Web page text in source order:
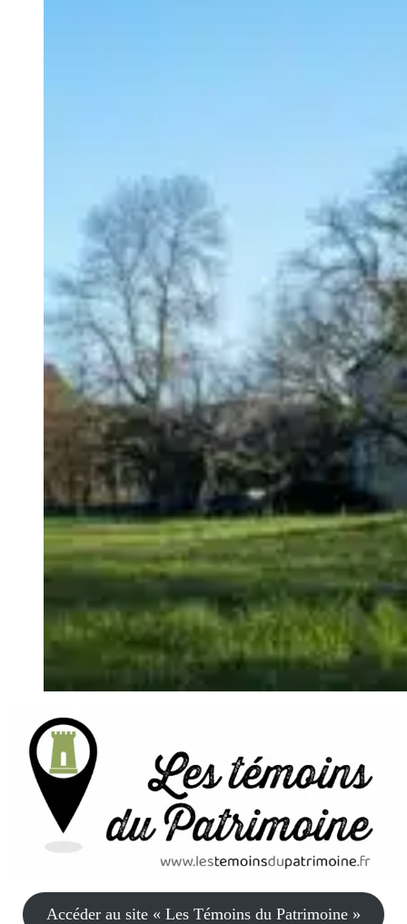
Accéder au site « Les Témoins du Patrimoine »